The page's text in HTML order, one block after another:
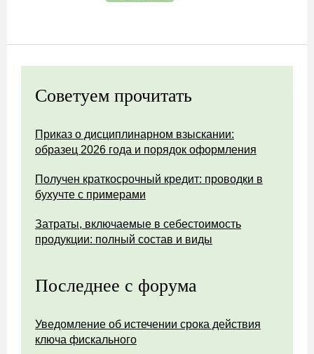
Советуем прочитать
Приказ о дисциплинарном взыскании:
образец 2026 года и порядок оформления
Получен краткосрочный кредит: проводки в
бухучте с примерами
Затраты, включаемые в себестоимость
продукции: полный состав и виды
Последнее с форума
Уведомление об истечении срока действия
ключа фискального